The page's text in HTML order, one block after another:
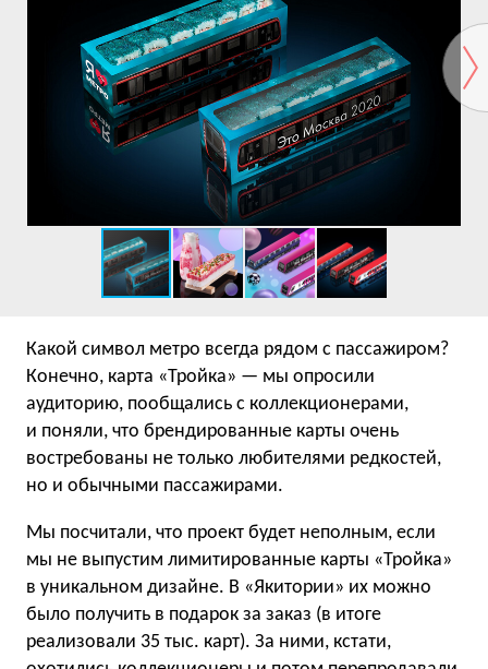
Какой символ метро всегда рядом с пассажиром?
Конечно, карта «Тройка» — мы опросили
аудиторию, пообщались с коллекционерами,
и поняли, что брендированные карты очень
востребованы не только любителями редкостей,
но и обычными пассажирами.
Мы посчитали, что проект будет неполным, если
мы не выпустим лимитированные карты «Тройка»
в уникальном дизайне. В «Якитории» их можно
было получить в подарок за заказ (в итоге
реализовали 35 тыс. карт). За ними, кстати,